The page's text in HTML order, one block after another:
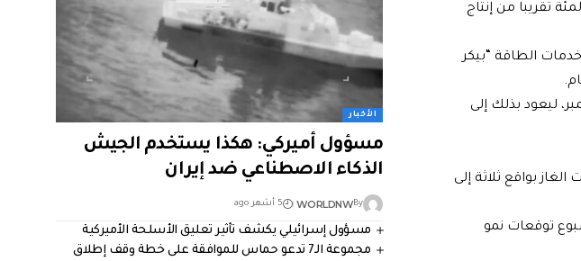
رسمية حتى أمس الخميس أن الإعصار “فرنسين” تسبب في توقف 42 بالمئة تقريبا من إنتاج
الطاقة “بيكر
بواقع ثمانية إلى 590 حفارا في الأسبوع المنتهي في 13 سبتمبر، ليعود بذلك إلى
عدد حفارات الغاز بواقع ثلاثة إلى
توقعات نمو
الأخبار
مسؤول أميركي: هكذا يستخدم الجيش
الذكاء الاصطناعي ضد إيران
By
WORLDNW 5 أشهر ago
مسؤول إسرائيلي يكشف تأثير تعليق الأسلحة الأميركية
مجموعة الـ7 تدعو حماس للموافقة على خطة وقف إطلاق